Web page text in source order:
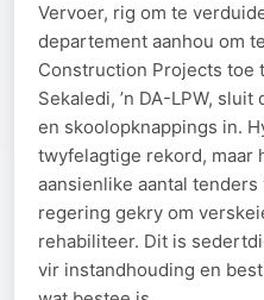
Vervoer, rig om te
departement aanhou om
Construction Projects toe
Sekaledi, ’n DA-LPW,
en skoolopknappings in.
twyfelagtige rekord, maar
aansienlike aantal
regering gekry om
rehabiliteer. Dit is
vir instandhouding en